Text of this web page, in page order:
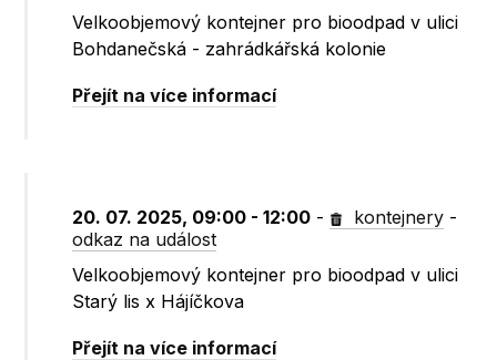
Velkoobjemový kontejner pro bioodpad v ulici
Bohdanečská - zahrádkářská kolonie
Přejít na více informací
20. 07. 2025, 09:00 - 12:00 - kontejnery -
odkaz na událost
Velkoobjemový kontejner pro bioodpad v ulici
Starý lis x Hájíčkova
Přejít na více informací